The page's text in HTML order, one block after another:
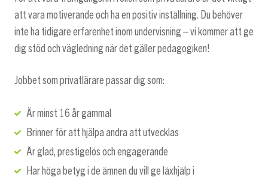
att vara motiverande och ha en positiv inställning. Du behöver
inte ha tidigare erfarenhet inom undervisning – vi kommer att ge
dig stöd och vägledning när det gäller pedagogiken!
Jobbet som privatlärare passar dig som:
Är minst 16 år gammal
Brinner för att hjälpa andra att utvecklas
Är glad, prestigelös och engagerande
Har höga betyg i de ämnen du vill ge läxhjälp i